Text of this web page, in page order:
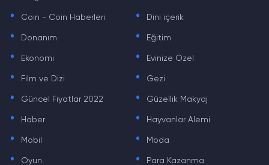
. Coin - Coin Haberleri . Dini içerik
. Donanım . Eğitim
. Ekonomi . Evinize Özel
. Film ve Dizi . Gezi
. Güncel Fiyatlar 2022 . Güzellik Makyaj
. Haber . Hayvanlar Alemi
. Mobil . Moda
. Oyun . Para Kazanma